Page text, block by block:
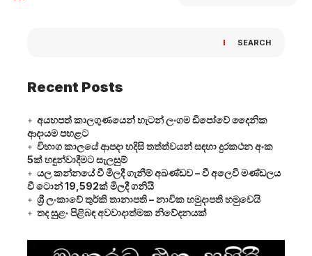
SEARCH
Recent Posts
අයහපත් කාලගුණයෙන් හැටන් ලංගම ඩිපෝවේ දෛනික
ආදායම පහළට
විභාග කාලයේ ආපදා හදිසි තත්ත්වයන් සඳහා දුරකථන අංක
5ක් හඳුන්වාදීමට සැලසුම්
යල කන්නයේ වී මිලදී ගැනීම් අඛණ්ඩව – වී අලෙවි මණ්ඩලය
වී ටොන් 19,592ක් මිලදී ගනියි
ශ්‍රී ලංකාවේ තුර්කි තානාපති – නාවික හමුදාපති හමුවෙයි
තද සුළං පිළිබඳ අවවාදාත්මක නිවේදනයක්